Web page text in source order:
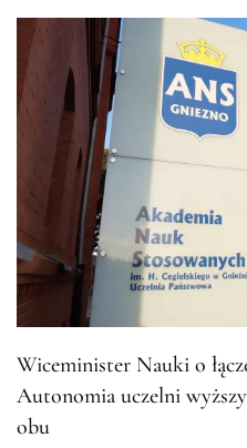
Wiceminister Nauki o
Autonomia uczelni
obu